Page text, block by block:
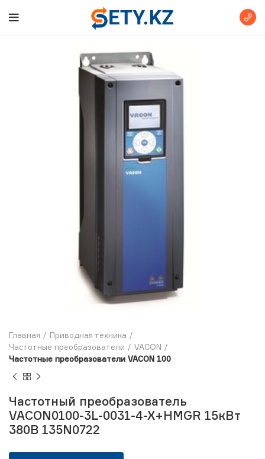
Главная
Приводная техника
Частотные преобразователи
VACON
Частотные преобразователи VACON 100
Частотный преобразователь
VACON0100-3L-0031-4-X+HMGR 15кВт
380В 135N0722